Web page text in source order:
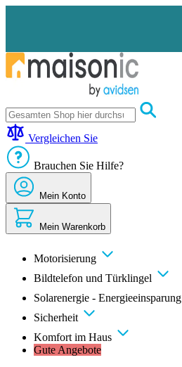
Motorisierung
und
Solarenergie
Energieeinsparung
Sicherheit
im
Gute
Vergleichen Sie
Brauchen Sie Hilfe?
Mein Konto
Mein Warenkorb
Motorisierung
Bildtelefon und Türklingel
Solarenergie - Energieeinsparung
Sicherheit
Komfort im Haus
Gute Angebote